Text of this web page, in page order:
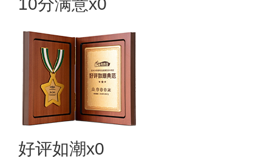
10分满意x0
好评如潮x0